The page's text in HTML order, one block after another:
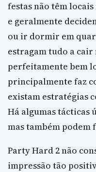
festas não têm
e geralmente
ou ir dormir em
estragam tudo a
perfeitamente bem
principalmente faz
existam estratégias
Há algumas tácticas
mas também podem
Party Hard 2 não
impressão tão